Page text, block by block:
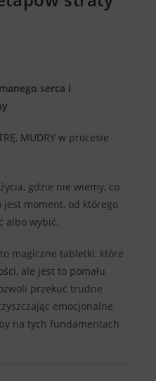
serca i
MUDRY w procesie
gdzie nie wiemy, co
jest moment, od którego
albo wybić.
magiczne tabletki, które
ale jest to pomału
przekuć trudne
emocjonalne
na tych fundamentach